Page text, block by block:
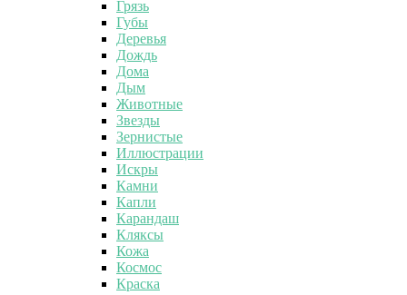
Грязь
Губы
Деревья
Дождь
Дома
Дым
Животные
Звезды
Зернистые
Иллюстрации
Искры
Камни
Капли
Карандаш
Кляксы
Кожа
Космос
Краска